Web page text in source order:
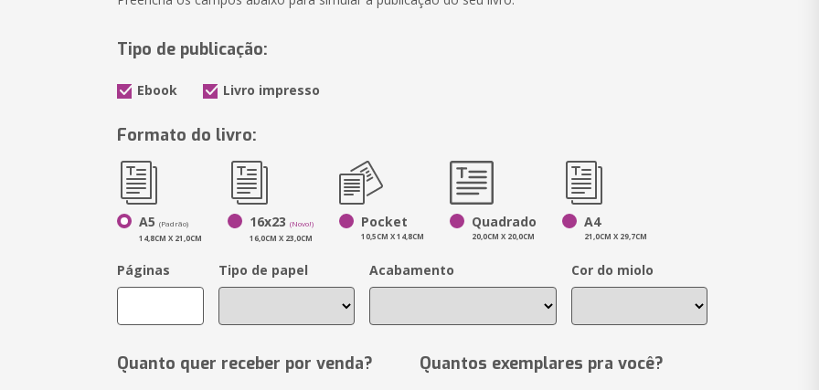
Tipo de publicação:
Ebook Livro impresso
Formato do livro:
A5(Padrão)
14,8CM X 21,0CM
16x23(Novo!)
16,0CM X 23,0CM
Pocket
10,5CM X 14,8CM
Quadrado
20,0CM X 20,0CM
A4
21,0CM X 29,7CM
Páginas Tipo de papel Acabamento Cor do miolo
Quanto quer receber por venda? Quantos exemplares pra você?